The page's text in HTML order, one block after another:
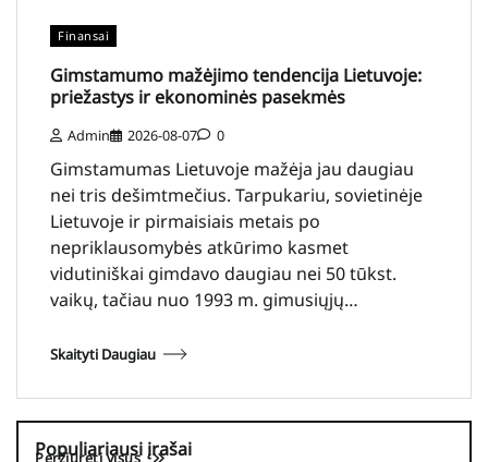
Finansai
Gimstamumo mažėjimo tendencija Lietuvoje:
priežastys ir ekonominės pasekmės
Admin 2026-08-07 0
Gimstamumas Lietuvoje mažėja jau daugiau
nei tris dešimtmečius. Tarpukariu, sovietinėje
Lietuvoje ir pirmaisiais metais po
nepriklausomybės atkūrimo kasmet
vidutiniškai gimdavo daugiau nei 50 tūkst.
vaikų, tačiau nuo 1993 m. gimusiųjų…
Skaityti Daugiau
Populiariausi įrašai
Peržiūrėti visus